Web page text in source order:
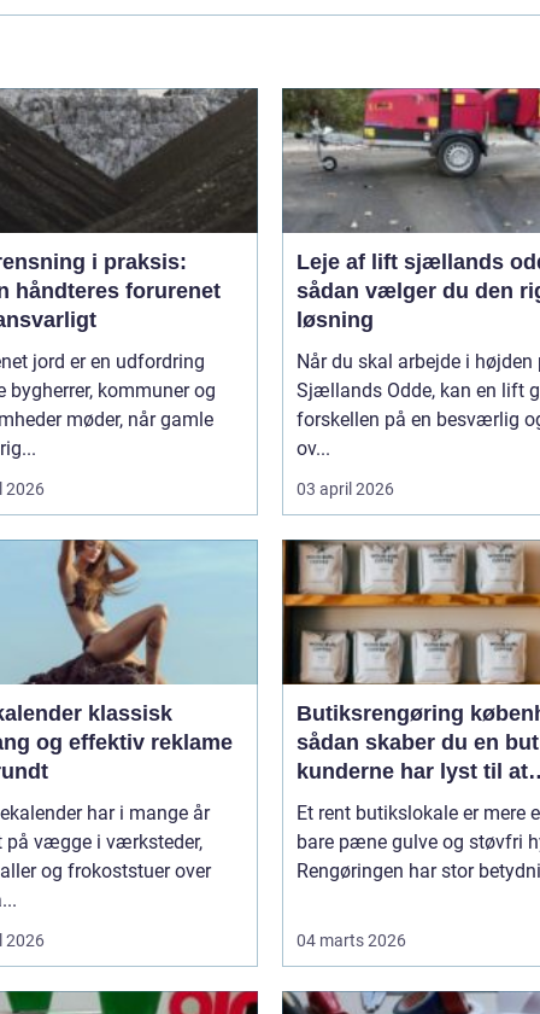
i praksis:
håndteres forurenet
jord er en udfordring
bygherrer, kommuner og
møder, når gamle
2026
Leje af lift sjællands
sådan vælger du den
løsning
Når du skal arbejde i højden
Sjællands Odde, kan en lift
forskellen på en besværlig
ov...
03 april 2026
klassisk
og effektiv reklame
har i mange år
vægge i værksteder,
og frokoststuer over
2026
Butiksrengøring
sådan skaber du en
kunderne har lyst til at
komme tilbage til
Et rent butikslokale er mere
bare pæne gulve og støvfri
Rengøringen har stor
04 marts 2026